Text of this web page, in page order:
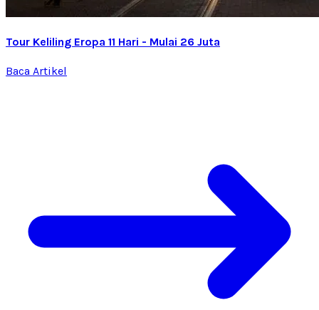
Tour Keliling Eropa 11 Hari - Mulai 26 Juta
Baca Artikel